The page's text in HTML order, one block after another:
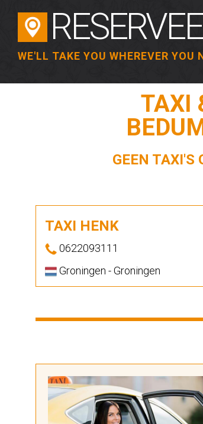
WE'LL TAKE YOU WHEREVER YOU
TAXI
GEEN TAXI'S
TAXI HENK
0622093111
Groningen - Groningen